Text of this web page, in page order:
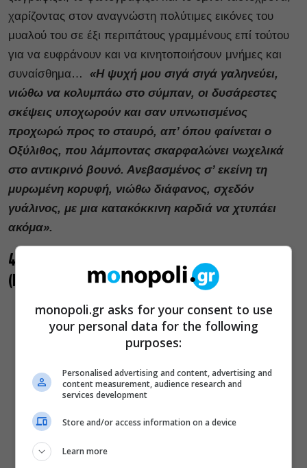
χαρίζοντας στον αναγνώστη πολύτιμες εικόνες του
μυαλού του σε έξι περιπάτους γραμμένους επί τούτου
για να ευφράνουν και να κινητοποιήσουν μνήμες και
συναίσθημα…
«Η ψυχή μου σιγά σιγά γαληνεύει,
νιώθω να κολυμπάω στο σύμπαν, οι δυσάρεστες
σκέψεις υποχωρούν και σαν υπνωτισμένος
προχωρώ προς το σταυρό, απ’ όπου φαίνεται ο
Οξύλιθος, που λάμποντας σκαρφαλώνει νωχελικά
στο αντικρινό βουνό. Ανεβασμένος σ’ εκείνη τη
μυρωμένη κορυφή, νιώθω διάφανος, σχεδόν
γυάλινος, με μια κατακόκκινη καρδιά να χτυπάει
ακόμα».
4. «Είμαι ο αδελφός της ΧΧ» της Fleur Jaeggy
(Εκδόσεις Άγρα)
monopoli.gr asks for your consent to use
your personal data for the following
purposes:
Personalised advertising and content, advertising and
content measurement, audience research and
services development
Store and/or access information on a device
Learn more